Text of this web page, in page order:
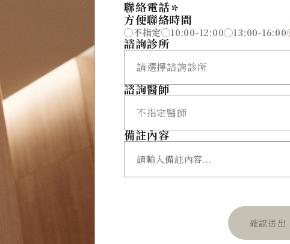
聯絡電話
方便聯絡時間
不指定 10:00-12:00 13:00-16:00
諮詢診所
諮詢醫師
備註內容
確認送出